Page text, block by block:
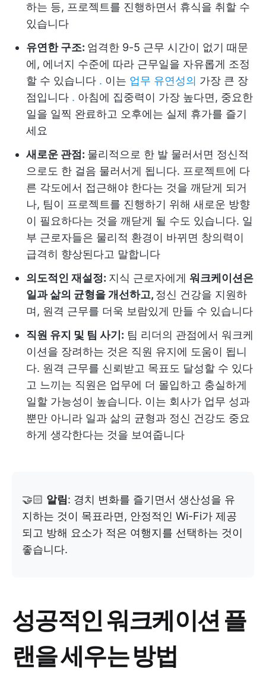
하는 등, 프로젝트를 진행하면서 휴식을 취할 수
있습니다
유연한 구조: 엄격한 9-5 근무 시간이 없기 때문
에, 에너지 수준에 따라 근무일을 자유롭게 조정
할 수 있습니다 . 이는 업무 유연성의 가장 큰 장
점입니다 . 아침에 집중력이 가장 높다면, 중요한
일을 일찍 완료하고 오후에는 실제 휴가를 즐기
세요
새로운 관점: 물리적으로 한 발 물러서면 정신적
으로도 한 걸음 물러서게 됩니다. 프로젝트에 다
른 각도에서 접근해야 한다는 것을 깨닫게 되거
나, 팀이 프로젝트를 진행하기 위해 새로운 방향
이 필요하다는 것을 깨닫게 될 수도 있습니다. 일
부 근로자들은 물리적 환경이 바뀌면 창의력이
급격히 향상된다고 말합니다
의도적인 재설정: 지식 근로자에게 워크케이션은
일과 삶의 균형을 개선하고, 정신 건강을 지원하
며, 원격 근무를 더욱 보람있게 만들 수 있습니다
직원 유지 및 팀 사기: 팀 리더의 관점에서 워크케
이션을 장려하는 것은 직원 유지에 도움이 됩니
다. 원격 근무를 신뢰받고 목표도 달성할 수 있다
고 느끼는 직원은 업무에 더 몰입하고 충실하게
일할 가능성이 높습니다. 이는 회사가 업무 성과
뿐만 아니라 일과 삶의 균형과 정신 건강도 중요
하게 생각한다는 것을 보여줍니다
🤝🏻 알림: 경치 변화를 즐기면서 생산성을 유
지하는 것이 목표라면, 안정적인 Wi-Fi가 제공
되고 방해 요소가 적은 여행지를 선택하는 것이
좋습니다.
성공적인 워크케이션 플
랜을 세우는 방법